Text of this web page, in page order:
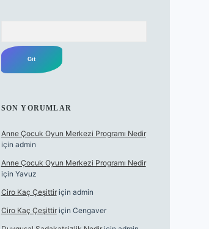
SON YORUMLAR
Anne Çocuk Oyun Merkezi Programı Nedir
için admin
Anne Çocuk Oyun Merkezi Programı Nedir
için Yavuz
Ciro Kaç Çeşittiriçin admin
Ciro Kaç Çeşittiriçin Cengaver